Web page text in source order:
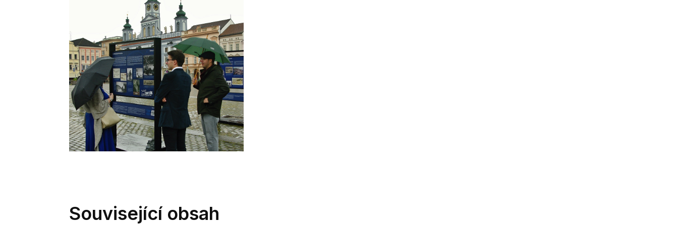
Související obsah